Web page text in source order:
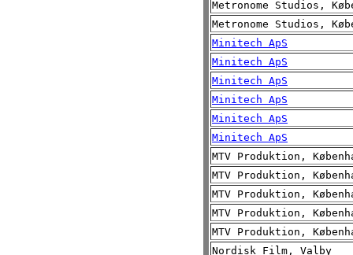
Metronome Studios,
Metronome Studios,
Minitech ApS
Minitech ApS
Minitech ApS
Minitech ApS
Minitech ApS
Minitech ApS
MTV Produktion,
MTV Produktion,
MTV Produktion,
MTV Produktion,
MTV Produktion,
Nordisk Film, Valby